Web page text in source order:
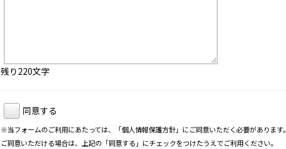
残り 220文字
同意する
※当フォームのご利用にあたっては、「個人情報保護方針」にご同意いただく必要があります。
ご同意いただける場合は、上記の「同意する」にチェックをつけたうえでご利用ください。